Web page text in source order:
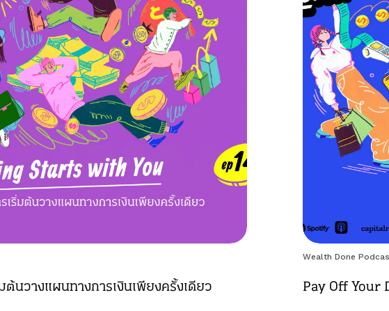
นวางแผนทางการเงินเพียงครั้งเดียว
Wealth Done
Pay Off Your